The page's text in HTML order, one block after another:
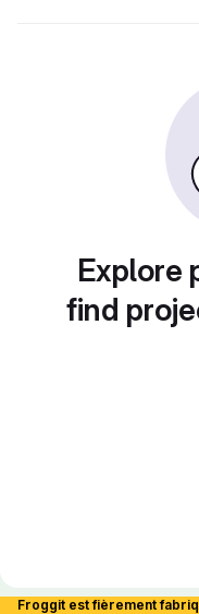
Explore
find
Froggit est fièrement